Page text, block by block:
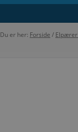
Du er her: Forside /